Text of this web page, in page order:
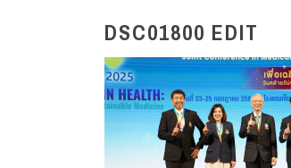
DSC01800 EDIT